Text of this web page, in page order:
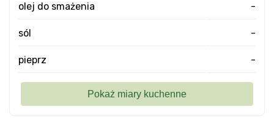
olej do smażenia -
sól -
pieprz -